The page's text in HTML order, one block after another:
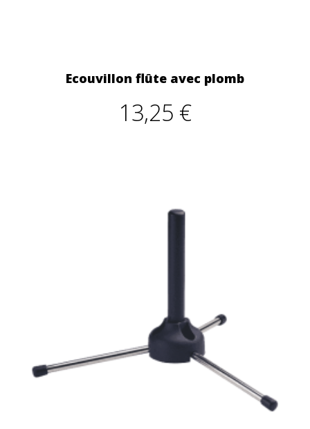
Ecouvillon flûte avec plomb
13,25 €